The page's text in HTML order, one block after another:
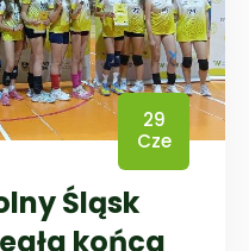
29
Cze
Śląsk
końca